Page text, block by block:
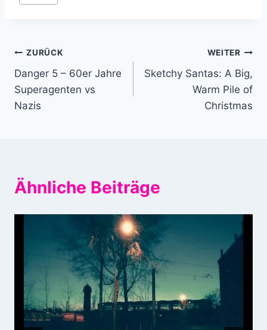
Beitragsnavigation
ZURÜCK
Danger 5 – 60er Jahre
Superagenten vs
Nazis
WEITER
Sketchy Santas: A Big,
Warm Pile of
Christmas
Ähnliche Beiträge